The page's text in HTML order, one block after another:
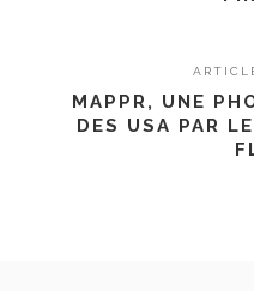
MAPPR, UNE
DES USA PAR